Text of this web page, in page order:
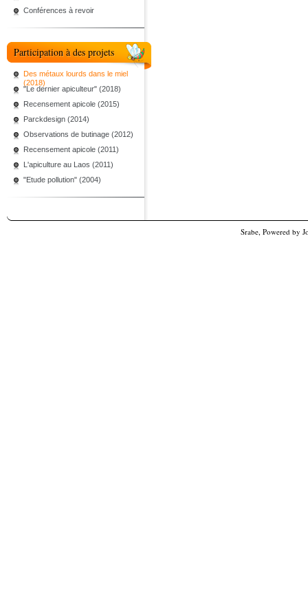
Conférences à revoir
Participation à des projets
Des métaux lourds dans le miel
(2018)
"Le dernier apiculteur" (2018)
Recensement apicole (2015)
Parckdesign (2014)
Observations de butinage (2012)
Recensement apicole (2011)
L'apiculture au Laos (2011)
"Etude pollution" (2004)
Srabe, Powered by